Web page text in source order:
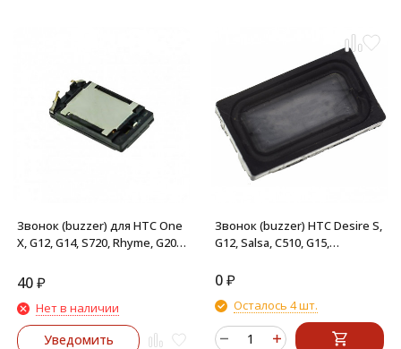
Звонок (buzzer) для HTC One
X, G12, G14, S720, Rhyme, G20,
40₽
Нет в наличии
Уведомить
Звонок (buzzer) HTC Desire S,
G12, Salsa, C510, G15,
G18, Radar, T5555, Desire Z
0₽
Осталось 4 шт.